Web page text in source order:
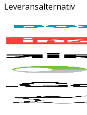
Leveransalternativ